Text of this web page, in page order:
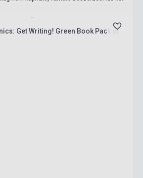
Get Writing! Green Book Pack of